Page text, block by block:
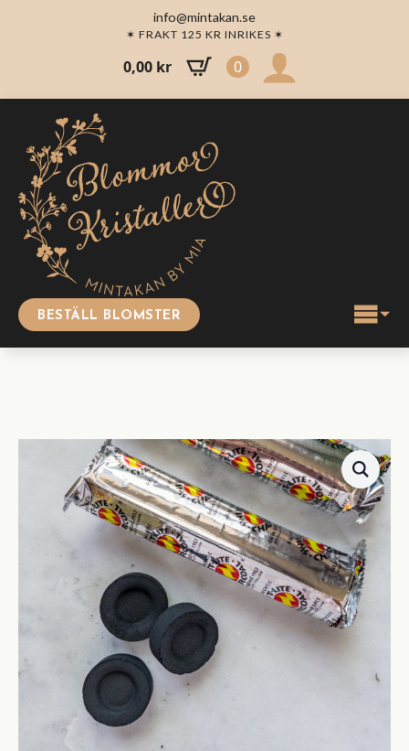
info@mintakan.se
✶ FRAKT 125 KR INRIKES ✶
0,00 kr 0
BESTÄLL BLOMSTER